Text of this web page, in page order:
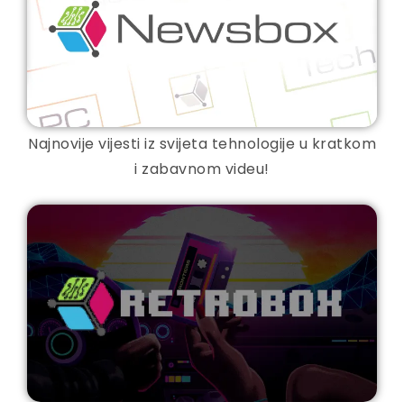
Najnovije vijesti iz svijeta tehnologije u kratkom
i zabavnom videu!